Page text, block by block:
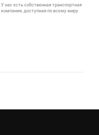
У нас есть собственная транспортная
компания, доступная по всему миру